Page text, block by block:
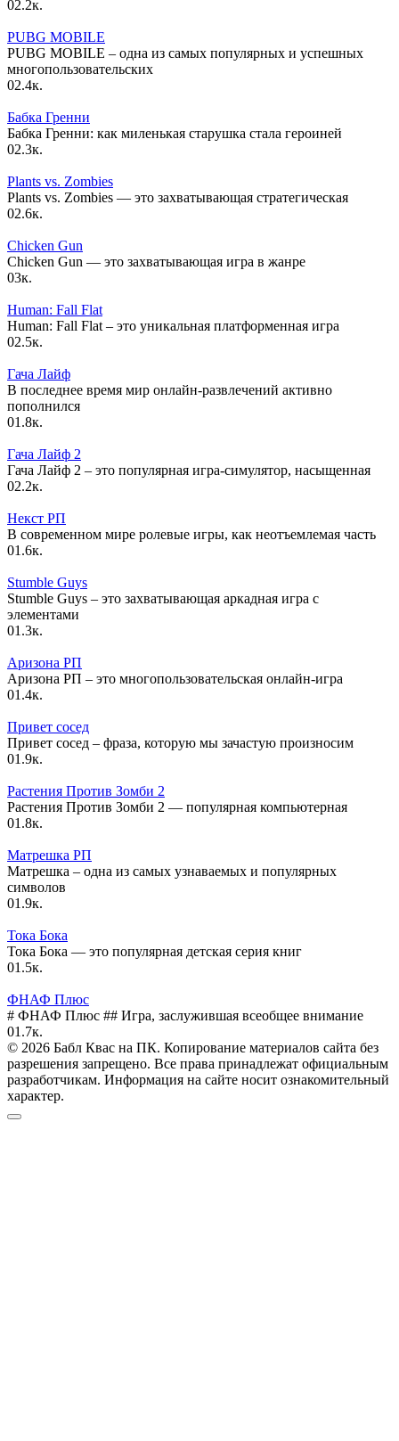
02.2к.
PUBG MOBILE
PUBG MOBILE – одна из самых популярных и успешных
многопользовательских
02.4к.
Бабка Гренни
Бабка Гренни: как миленькая старушка стала героиней
02.3к.
Plants vs. Zombies
Plants vs. Zombies — это захватывающая стратегическая
02.6к.
Chicken Gun
Chicken Gun — это захватывающая игра в жанре
03к.
Human: Fall Flat
Human: Fall Flat – это уникальная платформенная игра
02.5к.
Гача Лайф
В последнее время мир онлайн-развлечений активно
пополнился
01.8к.
Гача Лайф 2
Гача Лайф 2 – это популярная игра-симулятор, насыщенная
02.2к.
Некст РП
В современном мире ролевые игры, как неотъемлемая часть
01.6к.
Stumble Guys
Stumble Guys – это захватывающая аркадная игра с
элементами
01.3к.
Аризона РП
Аризона РП – это многопользовательская онлайн-игра
01.4к.
Привет сосед
Привет сосед – фраза, которую мы зачастую произносим
01.9к.
Растения Против Зомби 2
Растения Против Зомби 2 — популярная компьютерная
01.8к.
Матрешка РП
Матрешка – одна из самых узнаваемых и популярных
символов
01.9к.
Тока Бока
Тока Бока — это популярная детская серия книг
01.5к.
ФНАФ Плюс
# ФНАФ Плюс ## Игра, заслужившая всеобщее внимание
01.7к.
© 2026 Бабл Квас на ПК. Копирование материалов сайта без
разрешения запрещено. Все права принадлежат официальным
разработчикам. Информация на сайте носит ознакомительный
характер.